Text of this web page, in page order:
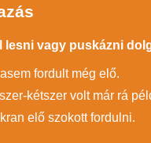
lesni vagy puskázni
fordult még elő.
kétszer volt már rá
elő szokott fordulni.